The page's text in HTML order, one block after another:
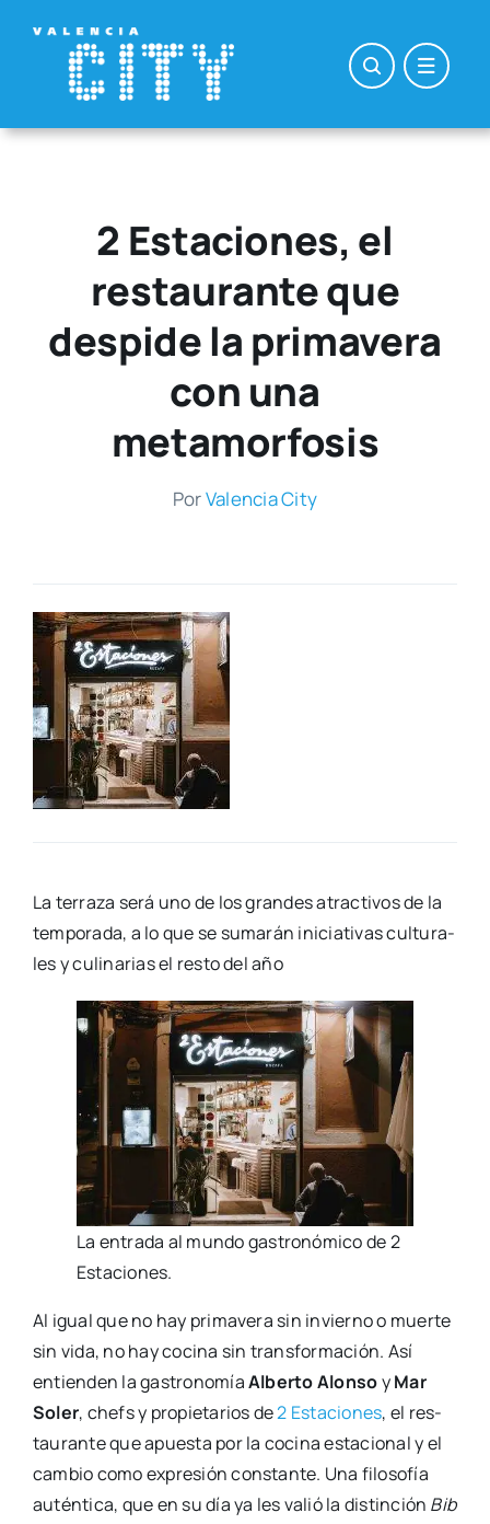
contenido
2 Estaciones, el
restaurante que
despide la primavera
con una
metamorfosis
PorValen­cia City
La terra­za será uno de los gran­des atrac­ti­vos de la
tem­po­ra­da, a lo que se suma­rán ini­cia­ti­vas cul­tu­ra­
les y culi­na­rias el res­to del año
La entra­da al mun­do gas­tro­nó­mi­co de 2
Esta­cio­nes.
Al igual que no hay pri­ma­ve­ra sin invierno o muer­te
sin vida, no hay coci­na sin trans­for­ma­ción. Así
entien­den la gas­tro­no­míaAlber­to Alon­soyMar
Soler, chefs y pro­pie­ta­rios de2 Esta­cio­nes, el res­
tau­ran­te que apues­ta por la coci­na esta­cio­nal y el
cam­bio como expre­sión cons­tan­te. Una filo­so­fía
autén­ti­ca, que en su día ya les valió la dis­tin­ción Bib